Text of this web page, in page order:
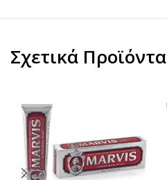
Σχετικά Προϊόντα